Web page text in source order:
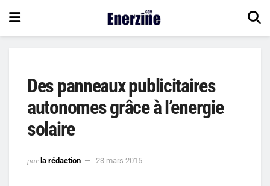
Des panneaux publicitaires
autonomes grâce à l’energie
solaire
par la rédaction 23 mars 2015